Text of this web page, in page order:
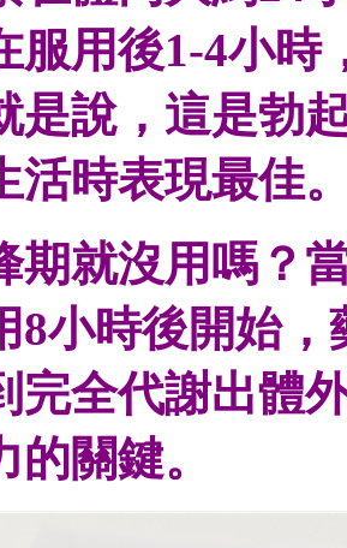
服用後1-4小時
是說，這是勃
活時表現最佳
期就沒用嗎？
8小時後開始
完全代謝出體
關鍵。